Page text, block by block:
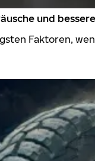
und
Faktoren,